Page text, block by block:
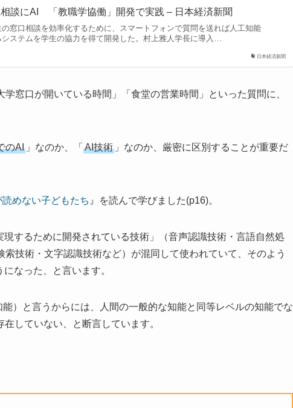
日本経済新聞
談にAI 「教職学協働」開発で実践 – 日本経済新聞
窓口相談を効率化するために、スマートフォンで質問を送れば人工知能
システムを学生の協力を得て開発した。村上雅人学長に導入…
窓口が開いている時間」「食堂の営業時間」といった質問に、
のAI 」なのか、「 AI技術 」なのか、厳密に区別することが重要だ
めない子どもたち 』を読んで学びました(p16)。
するために開発されている技術」（音声認識技術・言語自然処
技術・文字認識技術など）が混同して使われていて、そのよう
なった、と言います。
）と言うからには、人間の一般的な知能と同等レベルの知能でな
していない、と断言しています。